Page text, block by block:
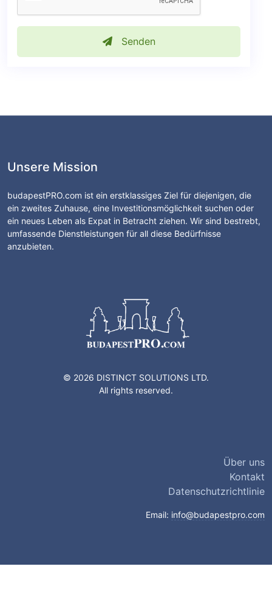
Senden
Unsere Mission
budapestPRO.com ist ein erstklassiges Ziel für diejenigen, die
ein zweites Zuhause, eine Investitionsmöglichkeit suchen oder
ein neues Leben als Expat in Betracht ziehen. Wir sind bestrebt,
umfassende Dienstleistungen für all diese Bedürfnisse
anzubieten.
© 2026 DISTINCT SOLUTIONS LTD.
All rights reserved.
Über uns
Kontakt
Datenschutzrichtlinie
Email: info@budapestpro.com